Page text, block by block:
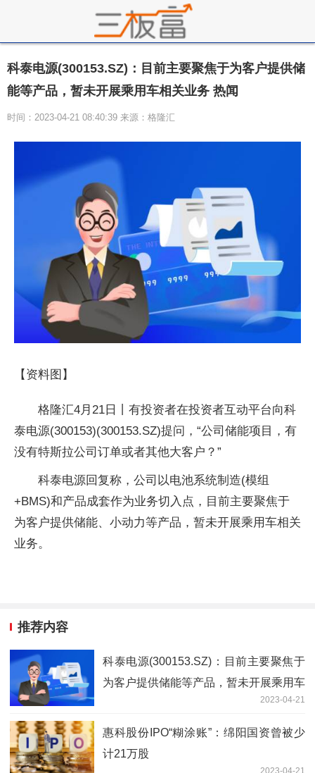
科泰电源(300153.SZ)：目前主要聚焦于为客户提供储
能等产品，暂未开展乘用车相关业务 热闻
时间：2023-04-21 08:40:39 来源：格隆汇
【资料图】
格隆汇4月21日丨有投资者在投资者互动平台向科
泰电源(300153)(300153.SZ)提问，“公司储能项目，有
没有特斯拉公司订单或者其他大客户？”
科泰电源回复称，公司以电池系统制造(模组
+BMS)和产品成套作为业务切入点，目前主要聚焦于
为客户提供储能、小动力等产品，暂未开展乘用车相关
业务。
推荐内容
科泰电源(300153.SZ)：目前主要聚焦于
为客户提供储能等产品，暂未开展乘用车
2023-04-21
惠科股份IPO“糊涂账”：绵阳国资曾被少
计21万股
2023-04-21